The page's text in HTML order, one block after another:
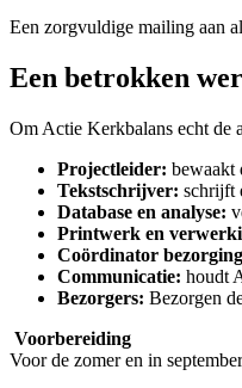
Een zorgvuldige mailing aan
Een betrokken
Om Actie Kerkbalans echt de
Projectleider: bewaakt
Tekstschrijver: schrijft
Database en analyse:
Printwerk en
Coördinator
Communicatie: houdt
Bezorgers: Bezorgen
Voorbereiding
Voor de zomer en in